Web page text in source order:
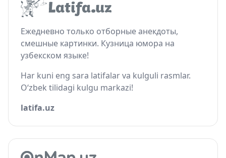
Ежедневно только отборные анекдоты,
смешные картинки. Кузница юмора на
узбекском языке!
Har kuni eng sara latifalar va kulguli rasmlar.
O‘zbek tilidagi kulgu markazi!
latifa.uz